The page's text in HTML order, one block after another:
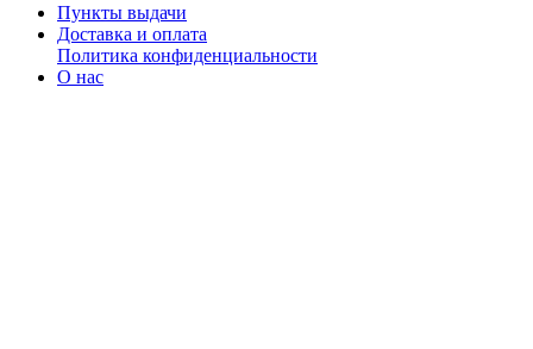
Пункты выдачи
Доставка и оплата
Политика конфиденциальности
О нас